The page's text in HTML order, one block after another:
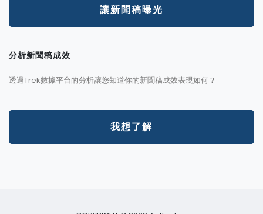
讓新聞稿曝光
分析新聞稿成效
透過Trek數據平台的分析讓您知道你的新聞稿成效表現如何？
我想了解